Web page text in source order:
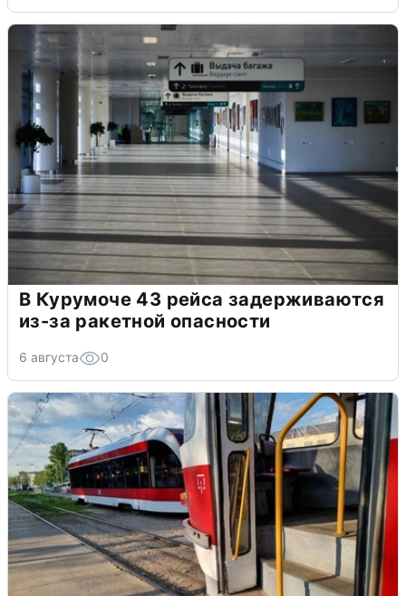
В Курумоче 43 рейса задерживаются
из-за ракетной опасности
6 августа 0